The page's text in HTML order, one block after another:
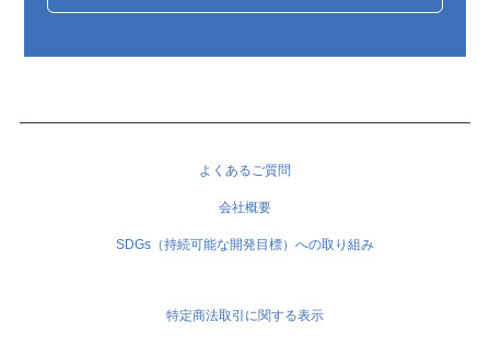
よくあるご質問
会社概要
SDGs（持続可能な開発目標）への取り組み
特定商法取引に関する表示